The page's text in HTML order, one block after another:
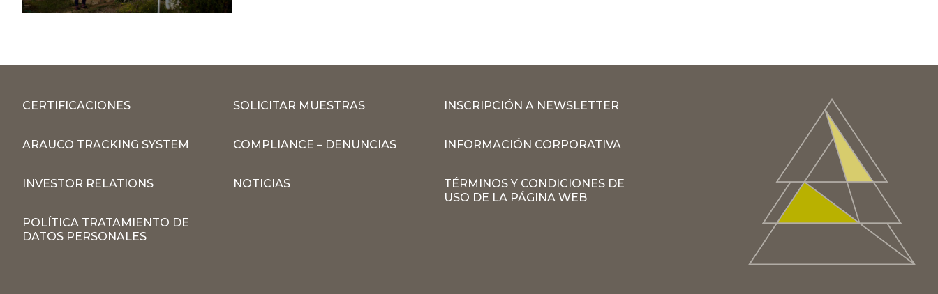
CERTIFICACIONES SOLICITAR MUESTRAS INSCRIPCIÓN A NEWSLETTER
ARAUCO TRACKING SYSTEM COMPLIANCE – DENUNCIAS INFORMACIÓN CORPORATIVA
INVESTOR RELATIONS NOTICIAS
TÉRMINOS Y CONDICIONES DE
USO DE LA PÁGINA WEB
POLÍTICA TRATAMIENTO DE
DATOS PERSONALES